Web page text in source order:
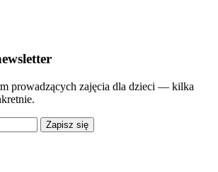
prowadzących zajęcia dla dzieci — kilka
Zapisz się